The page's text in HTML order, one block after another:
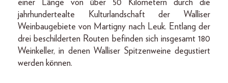
einer Länge von über 50 Kilometern durch die
jahrhundertealte Kulturlandschaft der Walliser
Weinbaugebiete von Martigny nach Leuk. Entlang der
drei beschilderten Routen befinden sich insgesamt 180
Weinkeller, in denen Walliser Spitzenweine degustiert
werden können.